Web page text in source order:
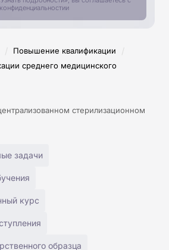
/ Повышение квалификации /
среднего медицинского
стерилизационном
задачи
курс
образца